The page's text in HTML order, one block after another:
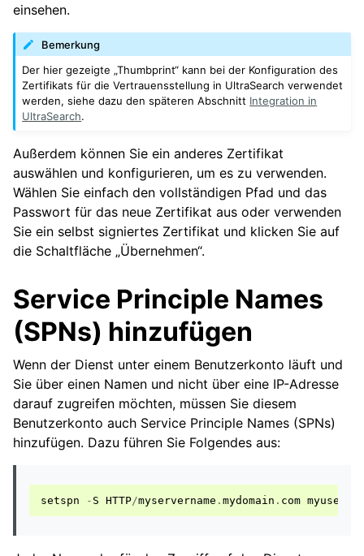
einsehen.
Bemerkung
Der hier gezeigte „Thumbprint“ kann bei der Konfiguration des
Zertifikats für die Vertrauensstellung in UltraSearch verwendet
werden, siehe dazu den späteren Abschnitt Integration in
UltraSearch.
Außerdem können Sie ein anderes Zertifikat
auswählen und konfigurieren, um es zu verwenden.
Wählen Sie einfach den vollständigen Pfad und das
Passwort für das neue Zertifikat aus oder verwenden
Sie ein selbst signiertes Zertifikat und klicken Sie auf
die Schaltfläche „Übernehmen“.
Service Principle Names
(SPNs) hinzufügen
Wenn der Dienst unter einem Benutzerkonto läuft und
Sie über einen Namen und nicht über eine IP-Adresse
darauf zugreifen möchten, müssen Sie diesem
Benutzerkonto auch Service Principle Names (SPNs)
hinzufügen. Dazu führen Sie Folgendes aus:
setspn - S HTTP/myservername . mydomain . com myuser